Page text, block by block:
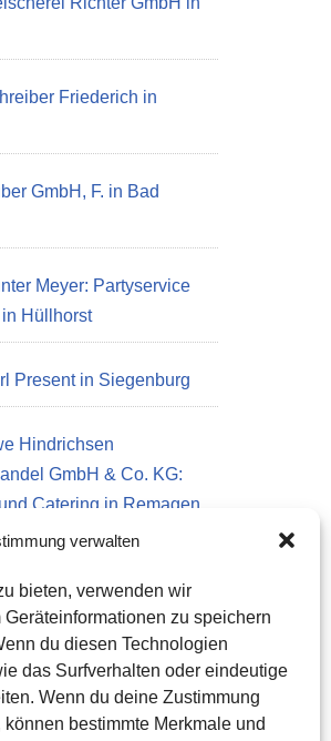
verwalten
bieten, verwenden wir
zu speichern
du diesen Technologien
das Surfverhalten oder eindeutige
Wenn du deine Zustimmung
bestimmte Merkmale und
Friederich in
GmbH, F. in Bad
Meyer: Partyservice
Hüllhorst
Present in Siegenburg
Hindrichsen
GmbH & Co. KG:
Catering in Remagen
(EU)